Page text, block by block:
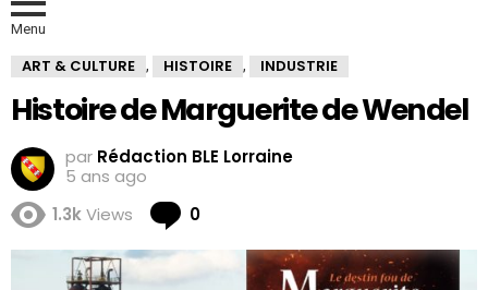
Menu
ART & CULTURE , HISTOIRE , INDUSTRIE
Histoire de Marguerite de Wendel
par Rédaction BLE Lorraine
5 ans ago
1.3kViews 0